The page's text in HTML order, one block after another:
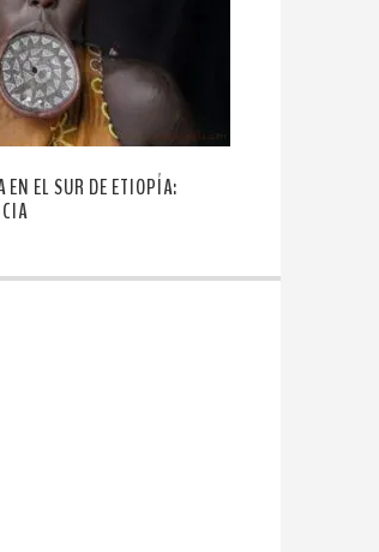
EN EL SUR DE ETIOPÍA: